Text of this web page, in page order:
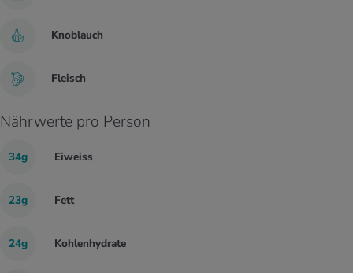
Knoblauch
Fleisch
Nährwerte pro Person
34g Eiweiss
23g Fett
24g Kohlenhydrate